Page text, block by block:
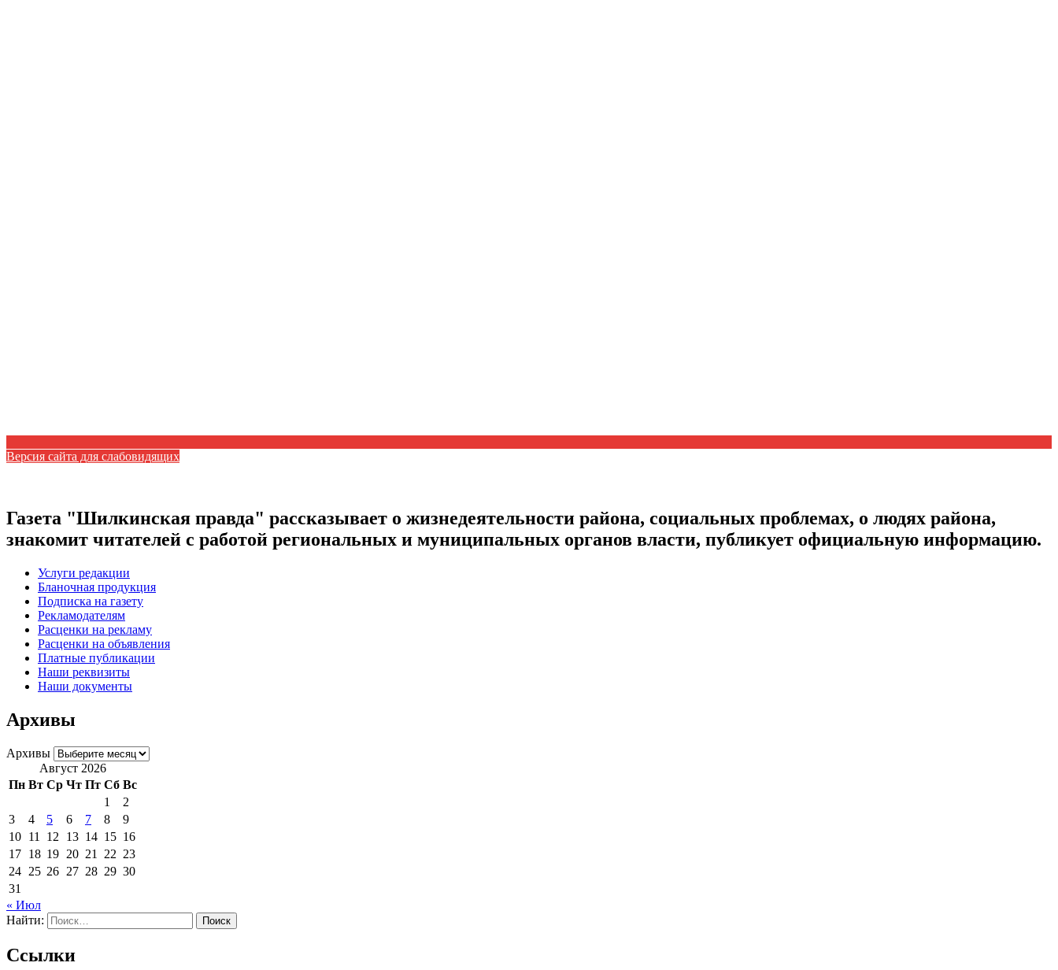
Версия сайта для слабовидящих
Газета "Шилкинская правда" рассказывает о жизнедеятельности района, социальных проблемах, о людях района,
знакомит читателей с работой региональных и муниципальных органов власти, публикует официальную информацию.
Услуги редакции
Бланочная продукция
Подписка на газету
Рекламодателям
Расценки на рекламу
Расценки на объявления
Платные публикации
Наши реквизиты
Наши документы
Архивы
Архивы
Август 2026
Пн Вт Ср Чт Пт Сб Вс
1
2
3
4 5 6 7 8
9
10 11 12 13 14 15 16
17 18 19 20 21 22 23
24 25 26 27 28 29 30
31
« Июл
Найти:
Ссылки